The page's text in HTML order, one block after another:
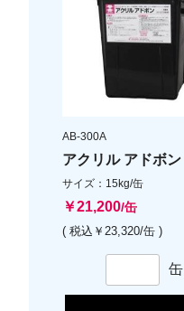
AB-300A
アクリル アドボン
サイズ：15kg/缶
￥21,200/缶
( 税込￥23,320/缶 )
缶